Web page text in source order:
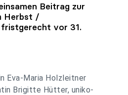
Beitrag zur
Herbst /
vor 31.
Eva-Maria Holzleitner
Brigitte Hütter, uniko-